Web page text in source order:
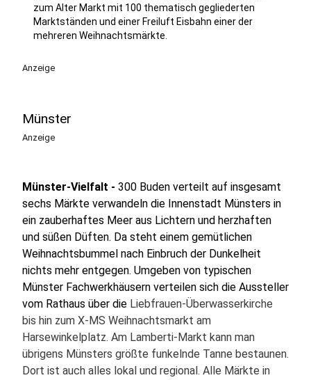
zum Alter Markt mit 100 thematisch gegliederten
Marktständen und einer Freiluft Eisbahn einer der
mehreren Weihnachtsmärkte.
Anzeige
Münster
Anzeige
Münster-Vielfalt - 300 Buden verteilt auf insgesamt
sechs Märkte verwandeln die Innenstadt Münsters in
ein zauberhaftes Meer aus Lichtern und herzhaften
und süßen Düften. Da steht einem gemütlichen
Weihnachtsbummel nach Einbruch der Dunkelheit
nichts mehr entgegen. Umgeben von typischen
Münster Fachwerkhäusern verteilen sich die Aussteller
vom Rathaus über die Liebfrauen-Überwasserkirche
bis hin zum X-MS Weihnachtsmarkt am
Harsewinkelplatz. Am Lamberti-Markt kann man
übrigens Münsters größte funkelnde Tanne bestaunen.
Dort ist auch alles lokal und regional. Alle Märkte in